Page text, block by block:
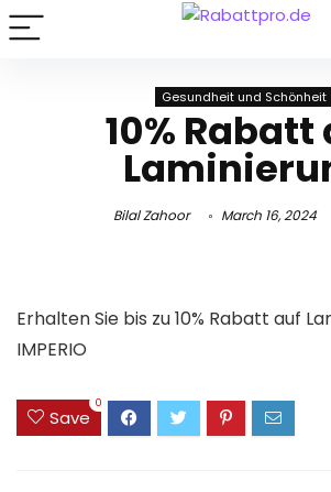
Gesundheit und Schönheit
10% Rabatt
Bilal Zahoor March 16, 2024
Erhalten Sie bis zu 10% Rabatt auf
IMPERIO
Save
0